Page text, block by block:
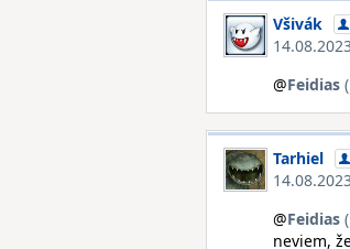
Všivák
@Feidias
Tarhiel
@Feidias
neviem,